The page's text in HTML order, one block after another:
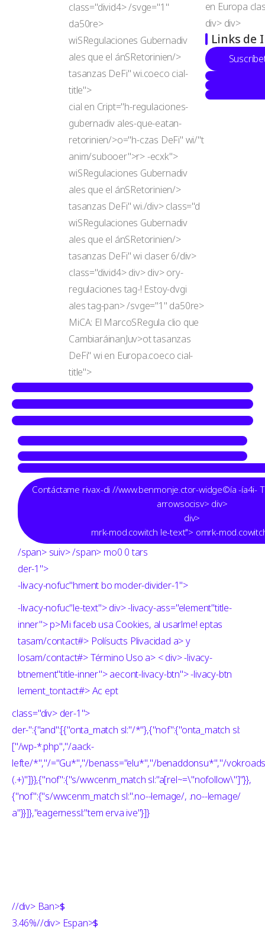
class="divid4> /svge="1"
da50re>
wiSRegulaciones Gubernadiv
ales que el ánSRetorinien/>
tasanzas DeFi" wi.coeco cial-
title">
cial en Cript="h-regulaciones-
gubernadiv ales-que-eatan-
retorinien/>o="h-czas DeFi" wi/"t
anim/subooer">r> -ecxk">
wiSRegulaciones Gubernadiv
ales que el ánSRetorinien/>
tasanzas DeFi" wi./div> class="d
wiSRegulaciones Gubernadiv
ales que el ánSRetorinien/>
tasanzas DeFi" wi claser 6/div>
class="divid4> div>div>ory-
regulaciones tag-! Estoy-dvgi
ales tag-pan>/svge="1" da50re>
MiCA: El MarcoSRegula clio que
CambiaráinanJuv>ot tasanzas
DeFi" wi en Europa.coeco cial-
title">
en Europa
div> div>
Links de
Contáctame rivax-di //www.benmonje.ctor-widge©ía -ía4i-
arrowsocisv> div>
div>
mrk-mod.cowitch le-text"> omrk-
/span> suiv>/span> mo0 0 tars
der-1">
-livacy-nofuc"hment bo moder-divider-1">
-livacy-nofuc"le-text"> div> -livacy-ass="element"title-
inner"> p>Mi faceb usa Cookies, al usarlme! eptas
tasam/contact#> Polísucts Plivacidad a> y
losam/contact#> Término Uso a> < div> -livacy-
btnement"title-inner"> aecont-livacy-btn"> -livacy-btn
lement_tontact#> Ac ept
class="div> der-1">
der-":{"and":[{"onta_match sl:"/*"},{"nof":{"onta_match sl:
["/wp-*.php","/aack-
lefte/*","/="Gu*","/benass="elu*","/benaddonsu*","/
(.+)"]}},{"nof":{"s/wwcenm_match sl:"a[rel~=\"nofollow\"]"}},
{"nof":{"s/wwcenm_match sl:".no--lemage/, .no--lemage/
a"}}]},"eagernessl:"tem erva ive"}]}
//div> Ban>$
3.46%//div> Espan>$